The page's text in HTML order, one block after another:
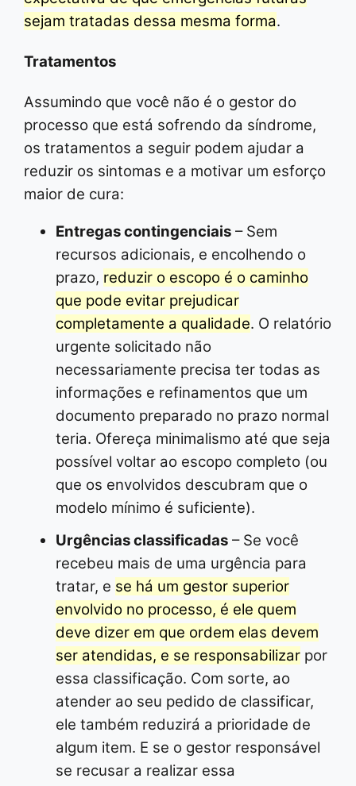
sejam tratadas dessa mesma forma.
Tratamentos
Assumindo que você não é o gestor do
processo que está sofrendo da síndrome,
os tratamentos a seguir podem ajudar a
reduzir os sintomas e a motivar um esforço
maior de cura:
Entregas contingenciais– Sem
recursos adicionais, e encolhendo o
prazo, reduzir o escopo é o caminho
que pode evitar prejudicar
completamente a qualidade. O relatório
urgente solicitado não
necessariamente precisa ter todas as
informações e refinamentos que um
documento preparado no prazo normal
teria. Ofereça minimalismo até que seja
possível voltar ao escopo completo (ou
que os envolvidos descubram que o
modelo mínimo é suficiente).
Urgências classificadas– Se você
recebeu mais de uma urgência para
tratar, e se há um gestor superior
envolvido no processo, é ele quem
deve dizer em que ordem elas devem
ser atendidas, e se responsabilizarpor
essa classificação. Com sorte, ao
atender ao seu pedido de classificar,
ele também reduzirá a prioridade de
algum item. E se o gestor responsável
se recusar a realizar essa